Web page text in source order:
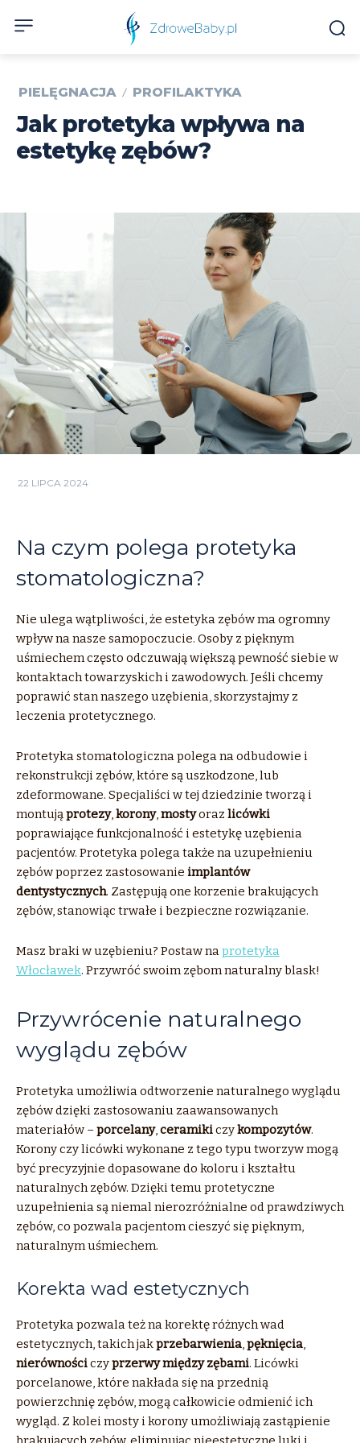
PIELĘGNACJA PROFILAKTYKA
Jak protetyka wpływa na
estetykę zębów?
22 LIPCA 2024
Na czym polega protetyka
stomatologiczna?
Nie ulega wątpliwości, że estetyka zębów ma ogromny
wpływ na nasze samopoczucie. Osoby z pięknym
uśmiechem często odczuwają większą pewność siebie w
kontaktach towarzyskich i zawodowych. Jeśli chcemy
poprawić stan naszego uzębienia, skorzystajmy z
leczenia protetycznego.
Protetyka stomatologiczna polega na odbudowie i
rekonstrukcji zębów, które są uszkodzone, lub
zdeformowane. Specjaliści w tej dziedzinie tworzą i
montująprotezy,korony,mostyoraz licówki
poprawiające funkcjonalność i estetykę uzębienia
pacjentów. Protetyka polega także na uzupełnieniu
zębów poprzez zastosowanie implantów
dentystycznych. Zastępują one korzenie brakujących
zębów, stanowiąc trwałe i bezpieczne rozwiązanie.
Masz braki w uzębieniu? Postaw naprotetyka
Włocławek. Przywróć swoim zębom naturalny blask!
Przywrócenie naturalnego
wyglądu zębów
Protetyka umożliwia odtworzenie naturalnego wyglądu
zębów dzięki zastosowaniu zaawansowanych
materiałów –porcelany,ceramikiczykompozytów.
Korony czy licówki wykonane z tego typu tworzyw mogą
być precyzyjnie dopasowane do koloru i kształtu
naturalnych zębów. Dzięki temu protetyczne
uzupełnienia są niemal nierozróżnialne od prawdziwych
zębów, co pozwala pacjentom cieszyć się pięknym,
naturalnym uśmiechem.
Korekta wad estetycznych
Protetyka pozwala też na korektę różnych wad
estetycznych, takich jakprzebarwienia,pęknięcia,
nierównościczyprzerwy między zębami. Licówki
porcelanowe, które nakłada się na przednią
powierzchnię zębów, mogą całkowicie odmienić ich
wygląd. Z kolei mosty i korony umożliwiają zastąpienie